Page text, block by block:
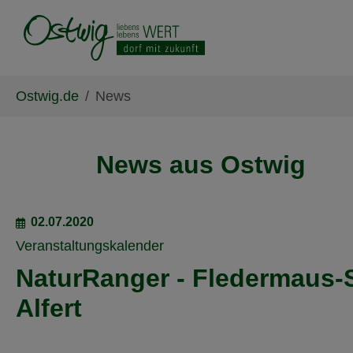
Ostwig.de News
News aus Ostwig
02.07.2020
Veranstaltungskalender
NaturRanger -
Alfert